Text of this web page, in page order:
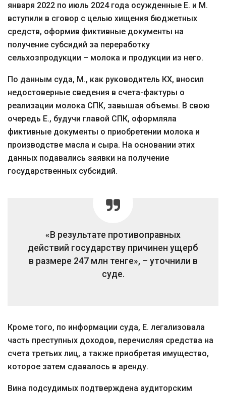
января 2022 по июль 2024 года осужденные Е. и М.
вступили в сговор с целью хищения бюджетных
средств, оформив фиктивные документы на
получение субсидий за переработку
сельхозпродукции – молока и продукции из него.
По данным суда, М., как руководитель КХ, вносил
недостоверные сведения в счета-фактуры о
реализации молока СПК, завышая объемы. В свою
очередь Е., будучи главой СПК, оформляла
фиктивные документы о приобретении молока и
производстве масла и сыра. На основании этих
данных подавались заявки на получение
государственных субсидий.
«В результате противоправных
действий государству причинен ущерб
в размере 247 млн тенге», – уточнили в
суде.
Кроме того, по информации суда, Е. легализовала
часть преступных доходов, перечисляя средства на
счета третьих лиц, а также приобретая имущество,
которое затем сдавалось в аренду.
Вина подсудимых подтверждена аудиторским